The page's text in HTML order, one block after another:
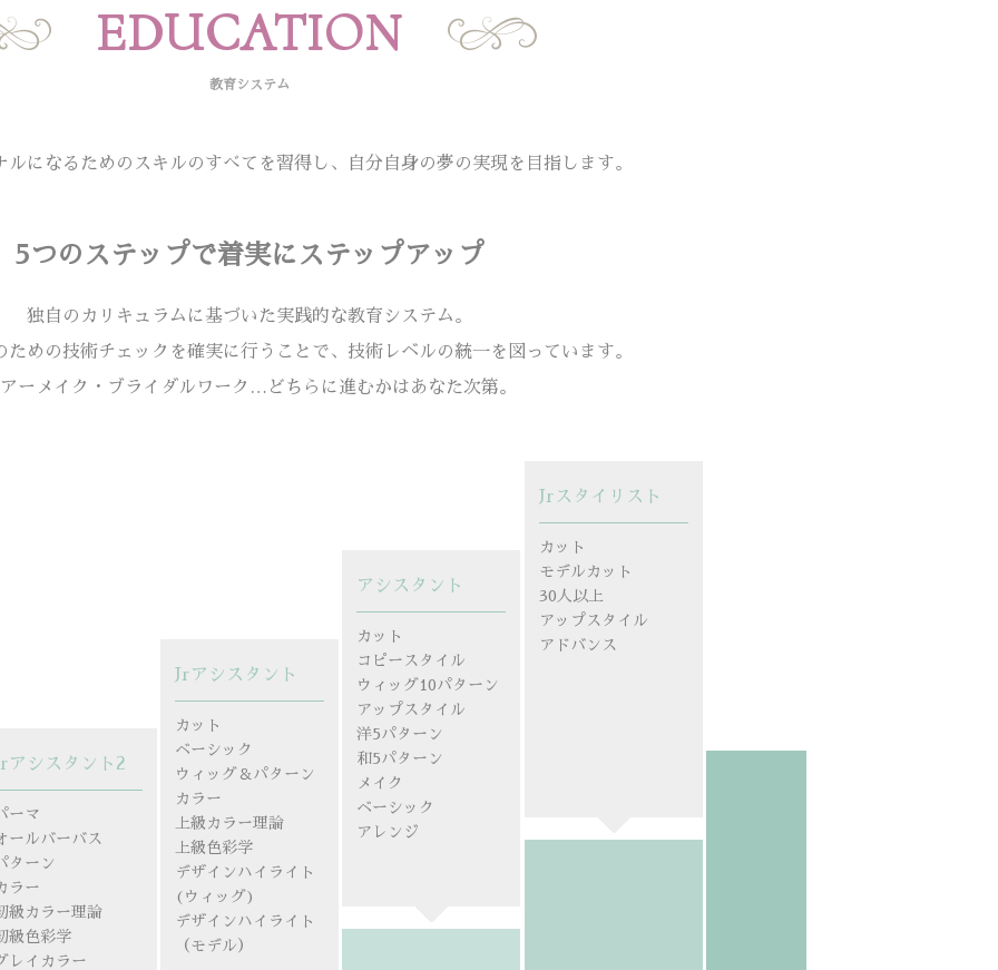
EDUCATION
教育システム
ルになるためのスキルのすべてを習得し、自分自身の夢の実現を目指します。
5つのステップで着実にステップアップ
独自のカリキュラムに基づいた実践的な教育システム。
ための技術チェックを確実に行うことで、技術レベルの統一を図っています。
ーメイク・ブライダルワーク…どちらに進むかはあなた次第。
Jrアシスタント2
ーマ
ールバーバス
ターン
ラー
級カラー理論
級色彩学
レイカラー
Jrアシスタント
カット
ベーシック
ウィッグ＆パターン
カラー
上級カラー理論
上級色彩学
デザインハイライト
(ウィッグ)
デザインハイライト
（モデル）
アシスタント
カット
コピースタイル
ウィッグ10パターン
アップスタイル
洋5パターン
和5パターン
メイク
ベーシック
アレンジ
Jrスタイリスト
カット
モデルカット
30人以上
アップスタイル
アドバンス